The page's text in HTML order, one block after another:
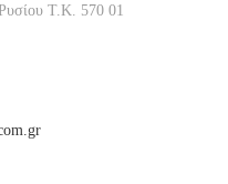
Τ.Κ. 570 01